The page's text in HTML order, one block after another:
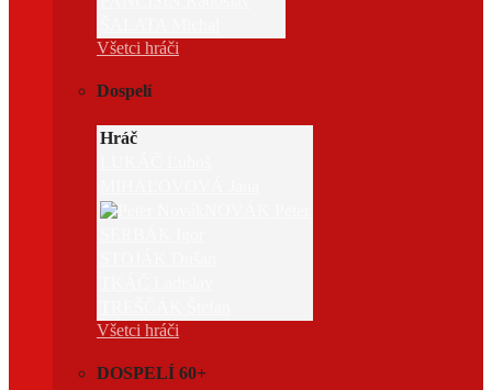
Všetci hráči
Dospelí
Hráč
Všetci hráči
DOSPELÍ 60+